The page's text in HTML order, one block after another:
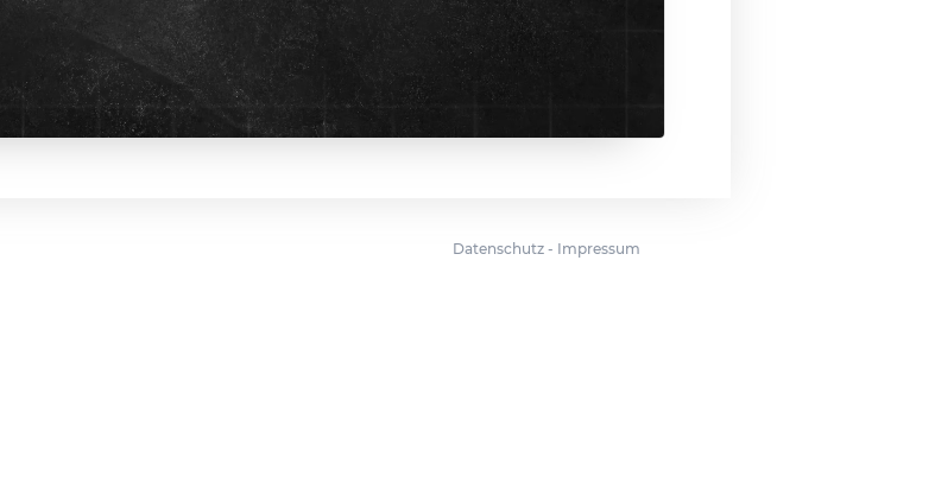
Datenschutz - Impressum